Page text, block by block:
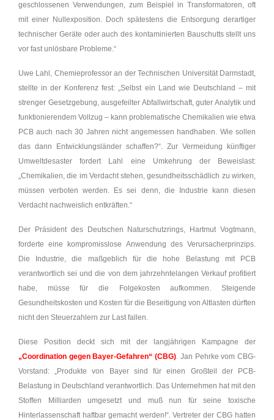
geschlossenen Verwendungen, zum Beispiel in Transformatoren, oft
mit einer Nullexposition. Doch spätestens die Entsorgung derartiger
technischer Geräte oder auch des kontaminierten Bauschutts stellt uns
vor fast unlösbare Probleme.“
Uwe Lahl, Chemieprofessor an der Technischen Universität Darmstadt,
stellte in der Konferenz fest: „Selbst ein Land wie Deutschland – mit
strenger Gesetzgebung, ausgefeilter Abfallwirtschaft, guter Analytik und
funktionierendem Vollzug – kann problematische Chemikalien wie etwa
PCB auch nach 30 Jahren nicht angemessen handhaben. Wie sollen
das dann Entwicklungsländer schaffen?“. Zur Vermeidung künftiger
Umweltdesaster fordert Lahl eine Umkehrung der Beweislast:
„Chemikalien, die im Verdacht stehen, gesundheitsschädlich zu wirken,
müssen verboten werden. Es sei denn, die Industrie kann diesen
Verdacht nachweislich entkräften.“
Der Präsident des Deutschen Naturschutzrings, Hartmut Vogtmann,
forderte eine kompromisslose Anwendung des Verursacherprinzips.
Die Industrie, die maßgeblich für die hohe Belastung mit PCB
verantwortlich sei und die von dem jahrzehntelangen Verkauf profitiert
habe, müsse für die Folgekosten aufkommen. Steigende
Gesundheitskosten und Kosten für die Beseitigung von Altlasten dürften
nicht den Steuerzahlern zur Last fallen.
Diese Position deckt sich mit der langjährigen Kampagne der
„Coordination gegen Bayer-Gefahren“ (CBG). Jan Pehrke vom CBG-
Vorstand: „Produkte von Bayer sind für einen Großteil der PCB-
Belastung in Deutschland verantwortlich. Das Unternehmen hat mit den
Stoffen Milliarden umgesetzt und muß nun für seine toxische
Hinterlassenschaft haftbar gemacht werden!“. Vertreter der CBG hatten